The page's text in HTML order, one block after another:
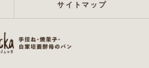
サイトマップ